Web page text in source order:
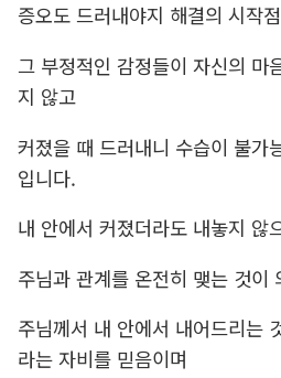
증오도 드러내야지 해결의 시작
그 부정적인 감정들이 자신의 마
지 않고
커졌을 때 드러내니 수습이 불가
입니다.
내 안에서 커졌더라도 내놓지 않
주님과 관계를 온전히 맺는 것이
주님께서 내 안에서 내어드리는
라는 자비를 믿음이며